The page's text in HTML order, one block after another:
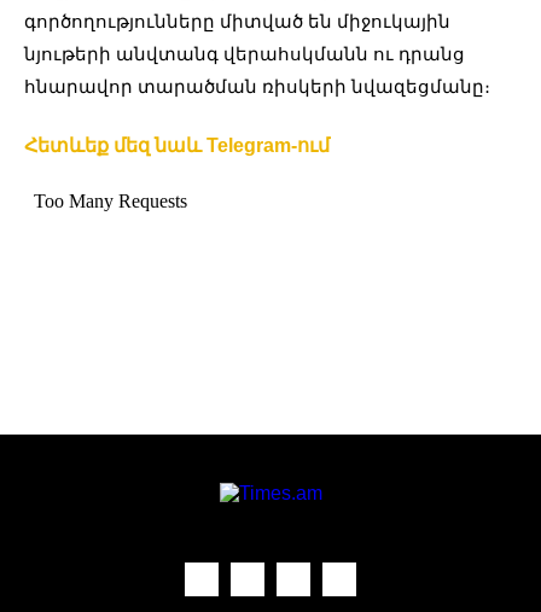
գործողությունները միտված են միջուկային
նյութերի անվտանգ վերահսկմանն ու դրանց
հնարավոր տարածման ռիսկերի նվազեցմանը։
Հետևեք մեզ նաև Telegram-ում